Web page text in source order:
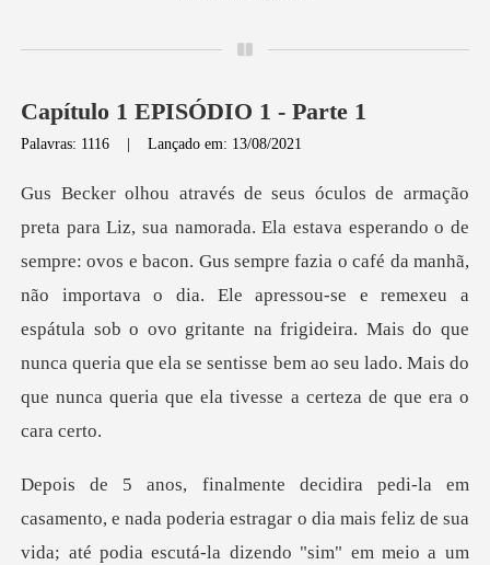
Capítulo 1 EPISÓDIO 1 - Parte 1
Palavras: 1116 |Lançado em: 13/08/2021
s sempre fazia o café da manhã,
não importava o dia. Ele apressou-se e remexeu a
espátula sob o ovo gritante na frigideira. Mais do
a um